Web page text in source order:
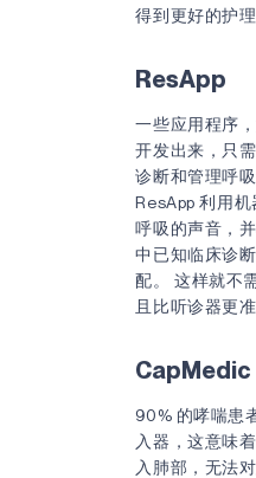
得到更好的护理
ResApp
一些应用程序
开发出来，只
诊断和管理呼
ResApp 利用
呼吸的声音，
中已知临床诊
配。 这样就不
且比听诊器更准
CapMedic
90% 的哮喘患
入器，这意味
入肺部，无法